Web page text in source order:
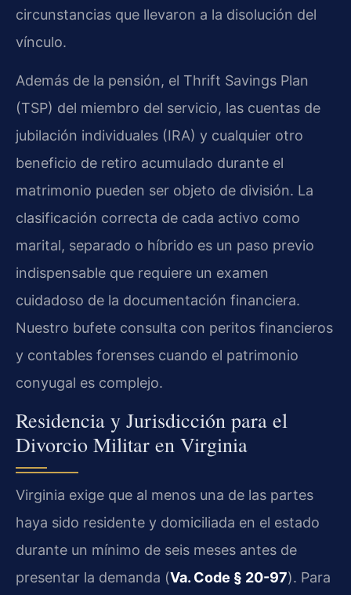
circunstancias que llevaron a la disolución del
vínculo.
Además de la pensión, el Thrift Savings Plan
(TSP) del miembro del servicio, las cuentas de
jubilación individuales (IRA) y cualquier otro
beneficio de retiro acumulado durante el
matrimonio pueden ser objeto de división. La
clasificación correcta de cada activo como
marital, separado o híbrido es un paso previo
indispensable que requiere un examen
cuidadoso de la documentación financiera.
Nuestro bufete consulta con peritos financieros
y contables forenses cuando el patrimonio
conyugal es complejo.
Residencia y Jurisdicción para el
Divorcio Militar en Virginia
Virginia exige que al menos una de las partes
haya sido residente y domiciliada en el estado
durante un mínimo de seis meses antes de
presentar la demanda (Va. Code § 20-97). Para